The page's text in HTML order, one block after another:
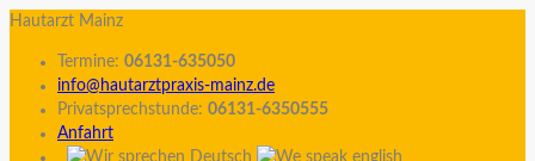
Hautarzt Mainz
Termine: 06131-635050
info@hautarztpraxis-mainz.de
Privatsprechstunde: 06131-6350555
Anfahrt